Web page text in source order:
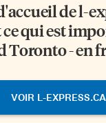
del-
qui est
Toronto - en
VOIR L-EXPRESS.CA